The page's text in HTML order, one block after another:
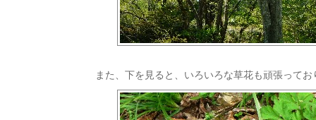
また、下を見ると、いろいろな草花も頑張ってお